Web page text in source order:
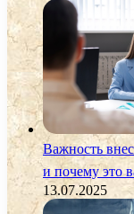
Важность
и почему это
13.07.2025